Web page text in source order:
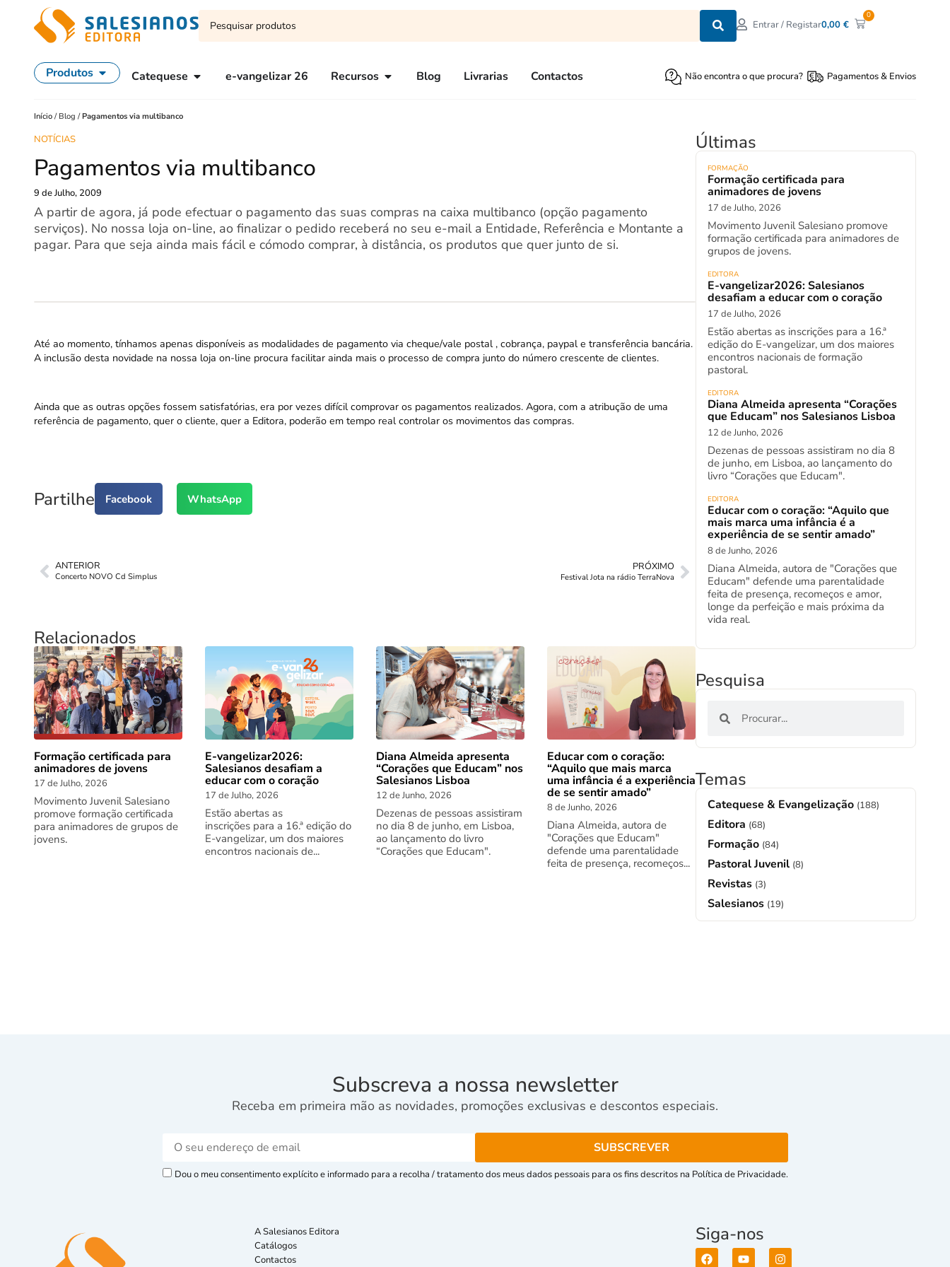
Entrar / Registar0,00€
0
Produtos Catequese e-vangelizar 26 Recursos Blog Livrarias Contactos Não encontra o que procura? Pagamentos & Envios
Início / Blog /Pagamentos via multibanco
NOTÍCIAS
Pagamentos via multibanco
9 de Julho, 2009
A partir de agora, já pode efectuar o pagamento das suas compras na caixa multibanco (opção pagamento
serviços). No nossa loja on-line, ao finalizar o pedido receberá no seu e-mail a Entidade, Referência e Montante a
pagar. Para que seja ainda mais fácil e cómodo comprar, à distância, os produtos que quer junto de si.
Até ao momento, tínhamos apenas disponíveis as modalidades de pagamento via cheque/vale postal , cobrança, paypal e transferência bancária.
A inclusão desta novidade na nossa loja on-line procura facilitar ainda mais o processo de compra junto do número crescente de clientes.
Ainda que as outras opções fossem satisfatórias, era por vezes difícil comprovar os pagamentos realizados. Agora, com a atribução de uma
referência de pagamento, quer o cliente, quer a Editora, poderão em tempo real controlar os movimentos das compras.
Partilhe Facebook WhatsApp
ANTERIOR
Concerto NOVO Cd Simplus
PRÓXIMO
Festival Jota na rádio TerraNova
Relacionados
Formação certificada para
animadores de jovens
17 de Julho, 2026
Movimento Juvenil Salesiano
promove formação certificada
para animadores de grupos de
jovens.
E-vangelizar2026:
Salesianos desafiam a
educar com o coração
17 de Julho, 2026
Estão abertas as
inscrições para a 16.ª edição do
E-vangelizar, um dos maiores
encontros nacionais de...
Diana Almeida apresenta
“Corações que Educam” nos
Salesianos Lisboa
12 de Junho, 2026
Dezenas de pessoas assistiram
no dia 8 de junho, em Lisboa,
ao lançamento do livro
“Corações que Educam".
Educar com o coração:
“Aquilo que mais marca
uma infância é a experiência
de se sentir amado”
8 de Junho, 2026
Diana Almeida, autora de
"Corações que Educam"
defende uma parentalidade
feita de presença, recomeços...
Últimas
FORMAÇÃO
Formação certificada para
animadores de jovens
17 de Julho, 2026
Movimento Juvenil Salesiano promove
formação certificada para animadores de
grupos de jovens.
EDITORA
E-vangelizar2026: Salesianos
desafiam a educar com o coração
17 de Julho, 2026
Estão abertas as inscrições para a 16.ª
edição do E-vangelizar, um dos maiores
encontros nacionais de formação
pastoral.
EDITORA
Diana Almeida apresenta “Corações
que Educam” nos Salesianos Lisboa
12 de Junho, 2026
Dezenas de pessoas assistiram no dia 8
de junho, em Lisboa, ao lançamento do
livro “Corações que Educam".
EDITORA
Educar com o coração: “Aquilo que
mais marca uma infância é a
experiência de se sentir amado”
8 de Junho, 2026
Diana Almeida, autora de "Corações que
Educam" defende uma parentalidade
feita de presença, recomeços e amor,
longe da perfeição e mais próxima da
vida real.
Pesquisa
Temas
Catequese & Evangelização (188)
Editora (68)
Formação (84)
Pastoral Juvenil (8)
Revistas (3)
Salesianos (19)
Subscreva a nossa newsletter
Receba em primeira mão as novidades, promoções exclusivas e descontos especiais.
Dou o meu consentimento explícito e informado para a recolha / tratamento dos meus dados pessoais para os fins descritos na Política de Privacidade.
A Salesianos Editora
Catálogos
Contactos
Siga-nos